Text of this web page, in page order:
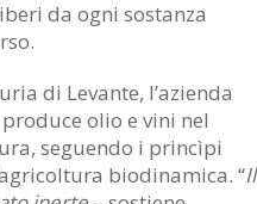
da ogni sostanza
di Levante, l’azienda
olio e vini nel
seguendo i princìpi
biodinamica. “Il